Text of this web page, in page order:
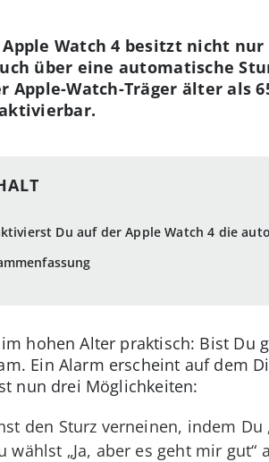
Du auf der Apple Watch 4 die
Apple Watch 4 besitzt nicht
über eine automatische
Apple-Watch-Träger älter als
hohen Alter praktisch: Bist Du
Ein Alarm erscheint auf dem
nun drei Möglichkeiten:
den Sturz verneinen, indem
wählst „Ja, aber es geht mir